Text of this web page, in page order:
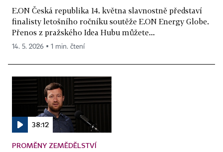
E.ON Česká republika 14. května slavnostně představí
finalisty letošního ročníku soutěže E.ON Energy Globe.
Přenos z pražského Idea Hubu můžete...
14. 5. 2026 ▪ 1 min. čtení
38:12
PROMĚNY ZEMĚDĚLSTVÍ